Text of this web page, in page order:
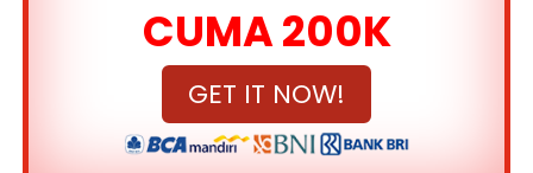
CUMA 200K
GET IT NOW!